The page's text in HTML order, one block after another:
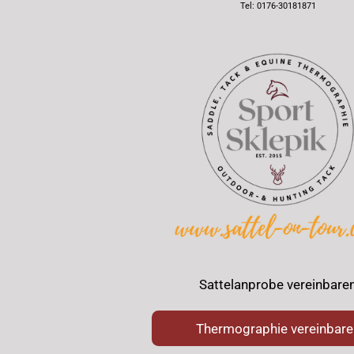
Tel: 0176-30181871
Sattelanprobe
Thermographie